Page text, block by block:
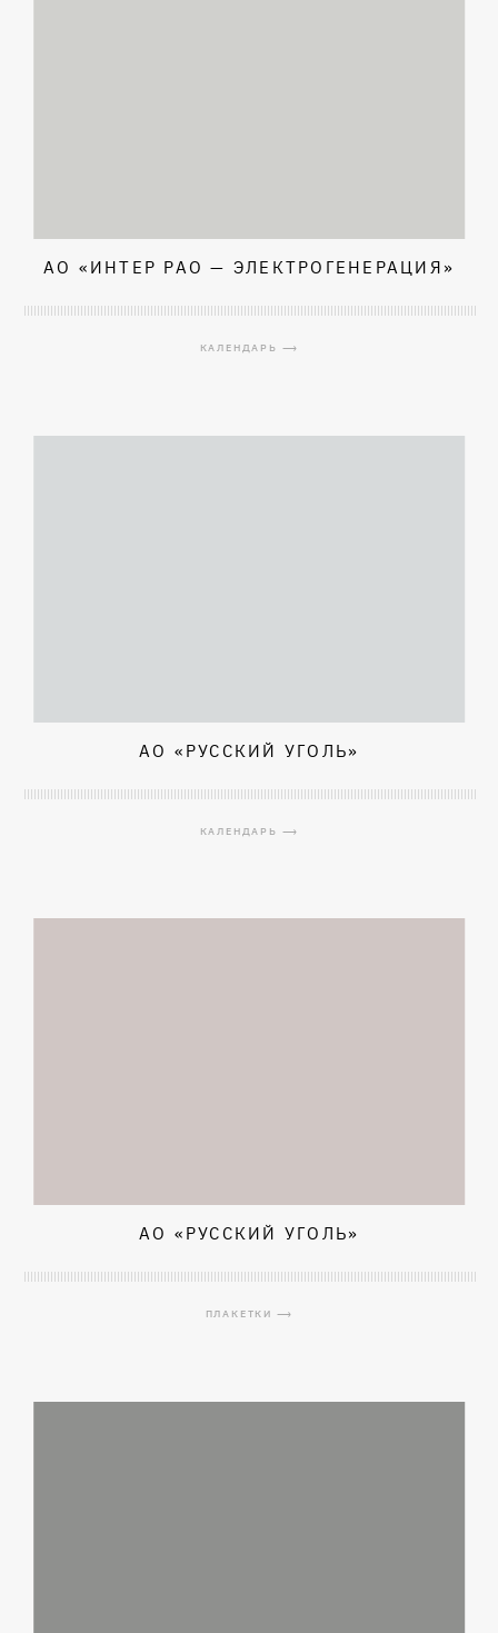
АО «ИНТЕР РАО — ЭЛЕКТРОГЕНЕРАЦИЯ»
КАЛЕНДАРЬ ⟶
АО «РУССКИЙ УГОЛЬ»
КАЛЕНДАРЬ ⟶
АО «РУССКИЙ УГОЛЬ»
ПЛАКЕТКИ ⟶